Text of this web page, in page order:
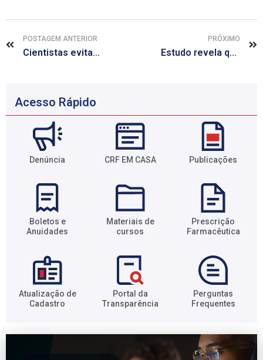
POSTAGEM ANTERIOR
Cientistas evitam cegueira graças a terapia genética
PRÓXIMO
Estudo revela que nem todos os remédios são revisados igualmente pelo FDA
Acesso Rápido
Denúncia CRF EM CASA Publicações
Boletos e
Anuidades​
Materiais de
cursos​
Prescrição
Farmacêutica​
Atualização de
Cadastro​
Portal da
Transparência​
Perguntas
Frequentes​